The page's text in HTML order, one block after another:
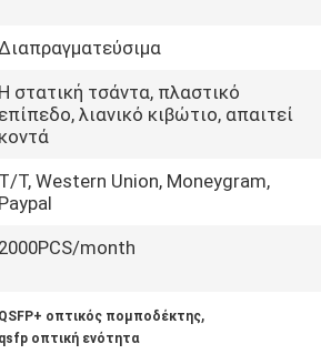
Η στατική τσάντα, πλαστικό
επίπεδο, λιανικό κιβώτιο, απαιτεί
κοντά
T/T, Western Union, Moneygram,
Paypal
2000PCS/month
QSFP+ οπτικός πομποδέκτης,
qsfp οπτική ενότητα